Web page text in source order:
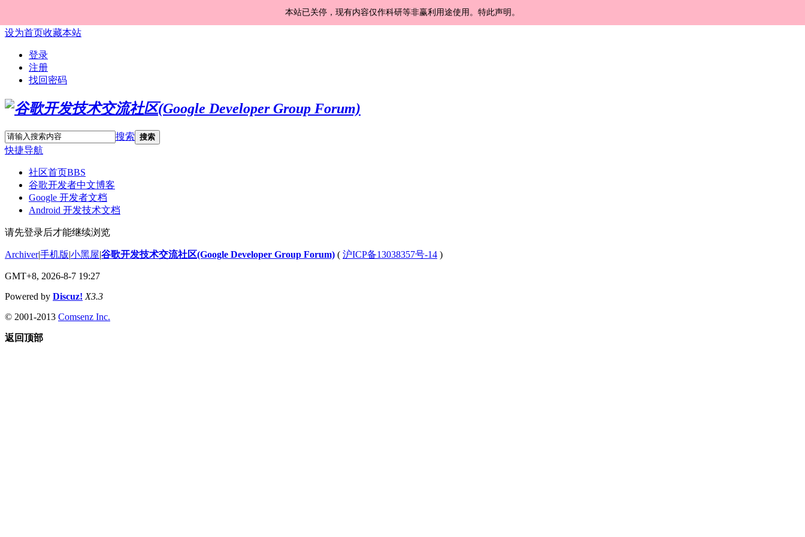
本站已关停，现有内容仅作科研等非赢利用途使用。特此声明。
设为首页收藏本站
登录
注册
找回密码
搜索 搜索
快捷导航
社区首页BBS
谷歌开发者中文博客
Google 开发者文档
Android 开发技术文档
请先登录后才能继续浏览
Archiver|手机版|小黑屋|谷歌开发技术交流社区(Google Developer Group Forum) ( 沪ICP备13038357号-14 )
GMT+8, 2026-8-7 19:27
Powered by Discuz! X3.3
© 2001-2013 Comsenz Inc.
返回顶部